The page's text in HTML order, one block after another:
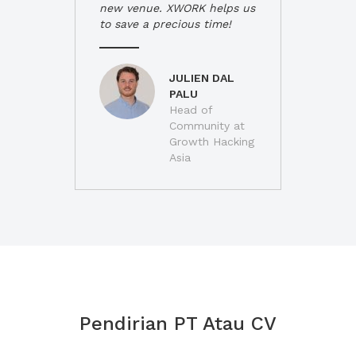
new venue. XWORK helps us
to save a precious time!
JULIEN DAL
PALU
Head of
Community at
Growth Hacking
Asia
Pendirian PT Atau CV